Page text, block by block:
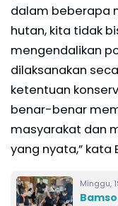
dalam beberapa
hutan, kita tidak
mengendalikan
dilaksanakan
ketentuan
benar-benar
masyarakat dan
yang nyata,” kata
Minggu,